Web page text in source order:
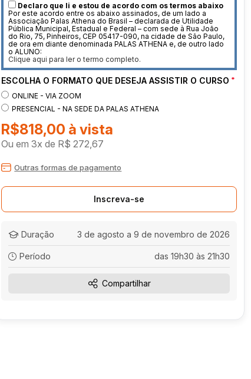
Declaro que li e estou de acordo com os termos abaixo
Por este acordo entre os abaixo assinados, de um lado a
Associação Palas Athena do Brasil – declarada de Utilidade
Pública Municipal, Estadual e Federal – com sede à Rua João
do Rio, 75, Pinheiros, CEP 05417-090, na cidade de São Paulo,
de ora em diante denominada PALAS ATHENA e, de outro lado
o ALUNO:
Clique aqui para ler o termo completo.
*
ESCOLHA O FORMATO QUE DESEJA ASSISTIR O CURSO
ONLINE - VIA ZOOM
PRESENCIAL - NA SEDE DA PALAS ATHENA
R$818,00
Ou em3x de R$ 272,67
Outras formas de pagamento
Inscreva-se
Duração 3 de agosto a 9 de novembro de 2026
Período das 19h30 às 21h30
Compartilhar